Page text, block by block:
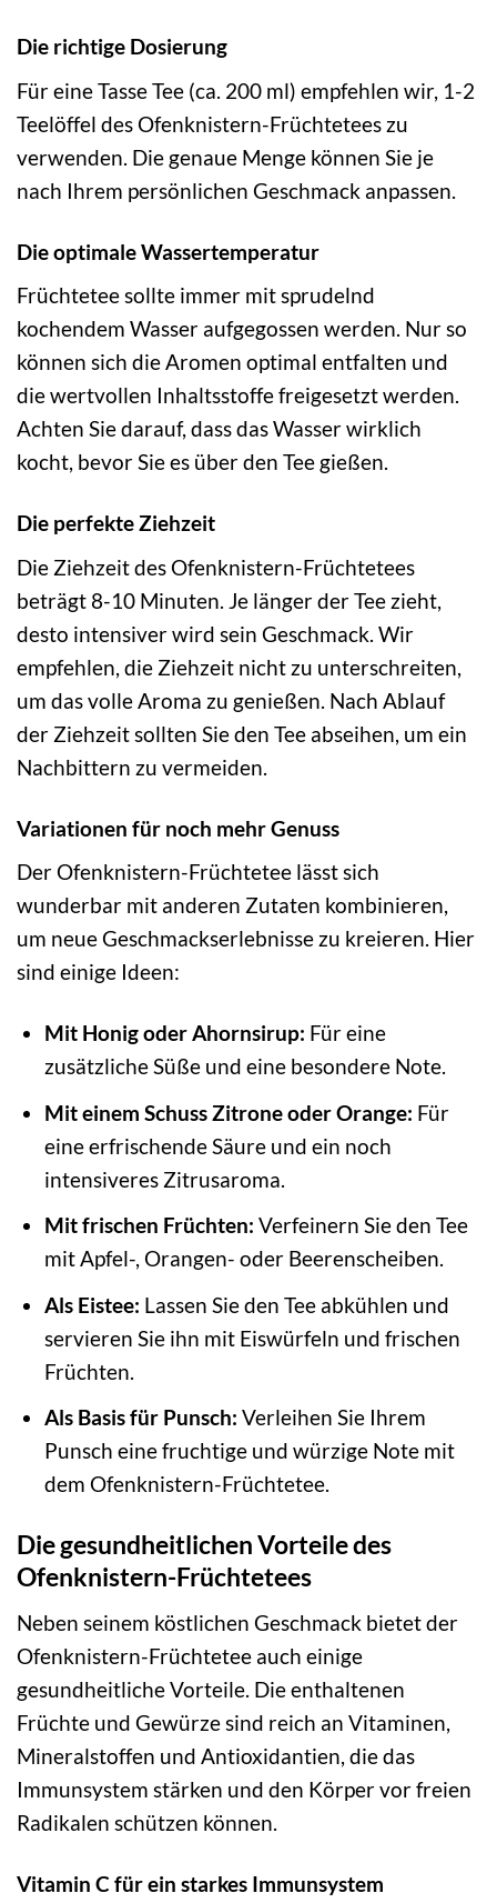
Die richtige Dosierung
Für eine Tasse Tee (ca. 200 ml) empfehlen wir, 1-2
Teelöffel des Ofenknistern-Früchtetees zu
verwenden. Die genaue Menge können Sie je
nach Ihrem persönlichen Geschmack anpassen.
Die optimale Wassertemperatur
Früchtetee sollte immer mit sprudelnd
kochendem Wasser aufgegossen werden. Nur so
können sich die Aromen optimal entfalten und
die wertvollen Inhaltsstoffe freigesetzt werden.
Achten Sie darauf, dass das Wasser wirklich
kocht, bevor Sie es über den Tee gießen.
Die perfekte Ziehzeit
Die Ziehzeit des Ofenknistern-Früchtetees
beträgt 8-10 Minuten. Je länger der Tee zieht,
desto intensiver wird sein Geschmack. Wir
empfehlen, die Ziehzeit nicht zu unterschreiten,
um das volle Aroma zu genießen. Nach Ablauf
der Ziehzeit sollten Sie den Tee abseihen, um ein
Nachbittern zu vermeiden.
Variationen für noch mehr Genuss
Der Ofenknistern-Früchtetee lässt sich
wunderbar mit anderen Zutaten kombinieren,
um neue Geschmackserlebnisse zu kreieren. Hier
sind einige Ideen:
Mit Honig oder Ahornsirup: Für eine
zusätzliche Süße und eine besondere Note.
Mit einem Schuss Zitrone oder Orange: Für
eine erfrischende Säure und ein noch
intensiveres Zitrusaroma.
Mit frischen Früchten: Verfeinern Sie den Tee
mit Apfel-, Orangen- oder Beerenscheiben.
Als Eistee: Lassen Sie den Tee abkühlen und
servieren Sie ihn mit Eiswürfeln und frischen
Früchten.
Als Basis für Punsch: Verleihen Sie Ihrem
Punsch eine fruchtige und würzige Note mit
dem Ofenknistern-Früchtetee.
Die gesundheitlichen Vorteile des
Ofenknistern-Früchtetees
Neben seinem köstlichen Geschmack bietet der
Ofenknistern-Früchtetee auch einige
gesundheitliche Vorteile. Die enthaltenen
Früchte und Gewürze sind reich an Vitaminen,
Mineralstoffen und Antioxidantien, die das
Immunsystem stärken und den Körper vor freien
Radikalen schützen können.
Vitamin C für ein starkes Immunsystem